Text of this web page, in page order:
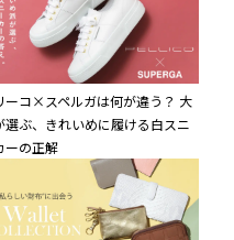
ーコ×スペルガは何が違う？ 大
選ぶ、きれいめに履ける白スニ
ーの正解